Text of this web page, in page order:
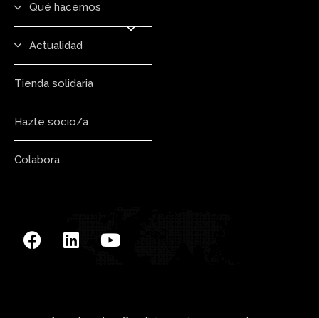
Qué hacemos
Actualidad
Tienda solidaria
Hazte socio/a
Colabora